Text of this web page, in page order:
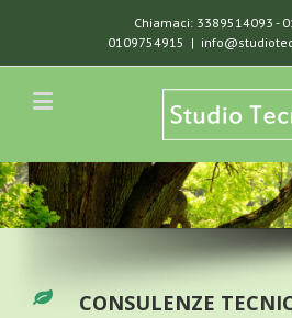
Chiamaci: 3389514093 -
0109754915 |
CONSULENZE